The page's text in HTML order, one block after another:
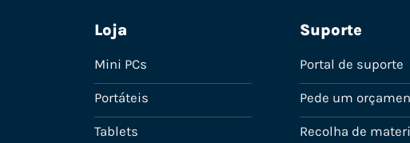
Loja
Mini PCs
Portáteis
Tablets
Suporte
Portal de suporte
Pede um
Recolha de